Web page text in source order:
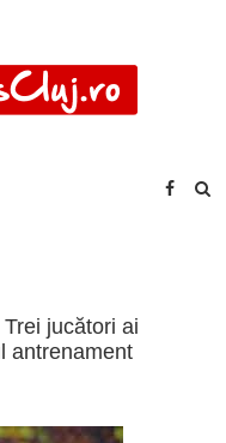
jucători ai
antrenament